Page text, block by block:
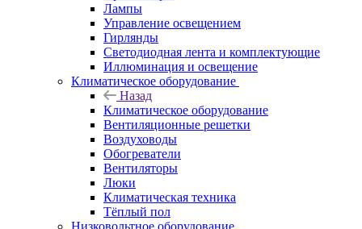
Лампы
Управление освещением
Гирлянды
Светодиодная лента и комплектующие
Иллюминация и освещение
Климатическое оборудование
Назад
Климатическое оборудование
Вентиляционные решетки
Воздуховоды
Обогреватели
Вентиляторы
Люки
Климатическая техника
Тёплый пол
Низковольтное оборудование